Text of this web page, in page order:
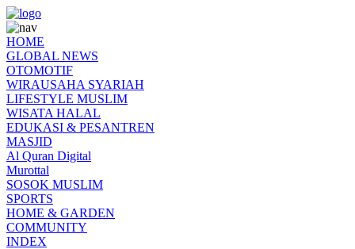
HOME
GLOBAL NEWS
OTOMOTIF
WIRAUSAHA SYARIAH
LIFESTYLE MUSLIM
WISATA HALAL
EDUKASI & PESANTREN
MASJID
Al Quran Digital
Murottal
SOSOK MUSLIM
SPORTS
HOME & GARDEN
COMMUNITY
INDEX